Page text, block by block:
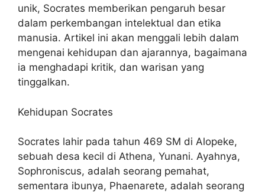
unik, Socrates memberikan pengaruh besar
dalam perkembangan intelektual dan etika
manusia. Artikel ini akan menggali lebih dalam
mengenai kehidupan dan ajarannya, bagaimana
ia menghadapi kritik, dan warisan yang
tinggalkan.
Kehidupan Socrates
Socrates lahir pada tahun 469 SM di Alopeke,
sebuah desa kecil di Athena, Yunani. Ayahnya,
Sophroniscus, adalah seorang pemahat,
sementara ibunya, Phaenarete, adalah seorang